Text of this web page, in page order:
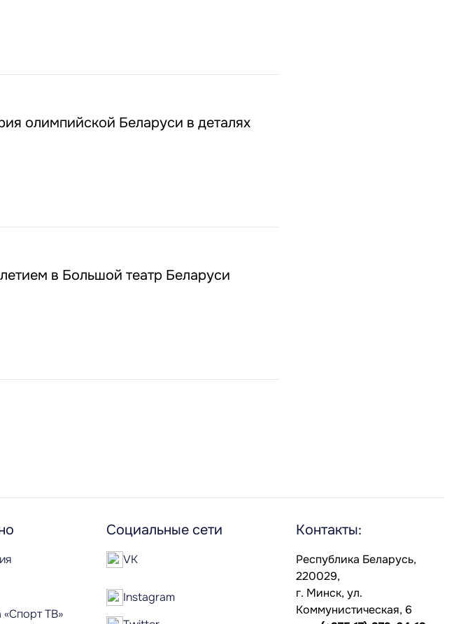
олимпийской Беларуси в деталях
в Большой театр Беларуси
ТВ»
Социальные сети
VK
Instagram
Контакты:
Республика Беларусь,
220029,
г. Минск, ул.
Коммунистическая, 6